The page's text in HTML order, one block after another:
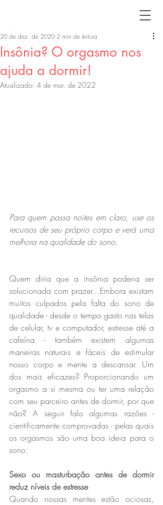
Insônia? O orgasmo nos
ajuda a dormir!
20 de dez. de 2020 2 min de leitura
Atualizado: 4 de mar. de 2022
Para quem passa noites em claro, use os
recursos de seu próprio corpo e verá uma
melhora na qualidade do sono.
Quem diria que a insônia poderia ser
solucionada com prazer…Embora existam
muitos culpados pela falta do sono de
qualidade - desde o tempo gasto nas telas
de celular, tv e computador, estresse até a
cafeína - também existem algumas
maneiras naturais e fáceis de estimular
nosso corpo e mente a descansar. Um
dos mais eficazes? Proporcionando um
orgasmo a si mesma ou ter uma relação
com seu parceiro antes de dormir, por que
não? A seguir falo algumas razões -
cientificamente comprovadas - pelas quais
os orgasmos são uma boa ideia para o
sono:
Sexo ou masturbação antes de dormir
reduz níveis de estresse
Quando nossas mentes estão ociosas,